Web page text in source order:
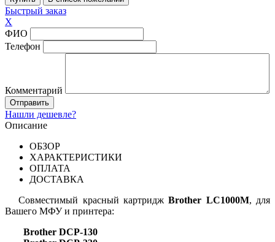
Быстрый заказ
X
ФИО
Телефон
Комментарий
Нашли дешевле?
Описание
ОБЗОР
ХАРАКТЕРИСТИКИ
ОПЛАТА
ДОСТАВКА
Совместимый красный картриджBrother LC1000M, для
Вашего МФУ и принтера:
Brother DCP-130